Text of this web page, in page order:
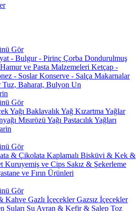
Gör
- Bulgur - Pirinç Çorba Dondurulmuş
Hamur ve Pasta Malzemeleri Ketçap -
- SoslarKonserve - Salça Makarnalar
Tuz, Baharat, Bulyon Un
Gör
Yağı Baklavalık Yağ Kızartma Yağlar
Mısırözü Yağı Pastacılık Yağları
Gör
& Çikolata Kaplamalı Bisküvi & Kek &
Kuruyemiş ve Cips Sakız & Şekerleme
ve Fırın Ürünleri
Gör
Kahve Gazlı İçeceklerGazsız İçecekler
Suları Su Ayran & Kefir & Salep Toz